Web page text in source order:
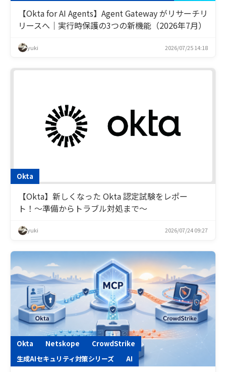
【Okta for AI Agents】Agent Gateway がリサーチリ
リースへ｜実行時保護の3つの新機能（2026年7月）
yuki 2026/07/25 14:18
Okta
【Okta】新しくなった Okta 認定試験をレポー
ト！〜準備からトラブル対処まで〜
yuki 2026/07/24 09:27
Okta Netskope
CrowdStrike
生成AIセキュリティ対策シリーズ
AI